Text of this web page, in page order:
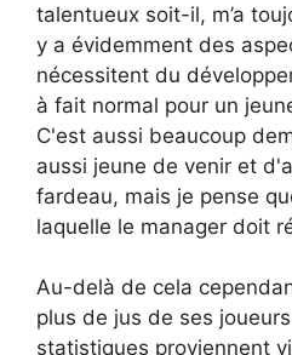
talentueux soit-il, m’a
y a évidemment des
nécessitent du
à fait normal pour un
C'est aussi beaucoup
aussi jeune de venir et
fardeau, mais je pense
laquelle le manager doit
Au-delà de cela
plus de jus de ses
statistiques proviennent